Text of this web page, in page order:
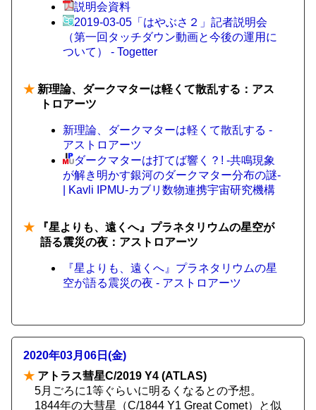
説明会資料
2019-03-05「はやぶさ２」記者説明会
（第一回タッチダウン動画と今後の運用に
ついて） - Togetter
★ 新理論、ダークマターは軽くて散乱する：アス
トロアーツ
新理論、ダークマターは軽くて散乱する -
アストロアーツ
ダークマターは打てば響く？! -共鳴現象
が解き明かす銀河のダークマター分布の謎-
| Kavli IPMU-カブリ数物連携宇宙研究機構
★ 『星よりも、遠くへ』プラネタリウムの星空が
語る震災の夜：アストロアーツ
『星よりも、遠くへ』プラネタリウムの星
空が語る震災の夜 - アストロアーツ
2020年03月06日(金)
★ アトラス彗星C/2019 Y4 (ATLAS)
5月ごろに1等ぐらいに明るくなるとの予想。
1844年の大彗星（C/1844 Y1 Great Comet）と似